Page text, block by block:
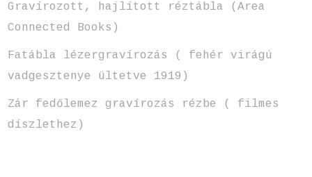
Gravírozott, hajlított réztábla (Area
Connected Books)
Fatábla lézergravírozás ( fehér virágú
vadgesztenye ültetve 1919)
Zár fedőlemez gravírozás rézbe ( filmes
díszlethez)